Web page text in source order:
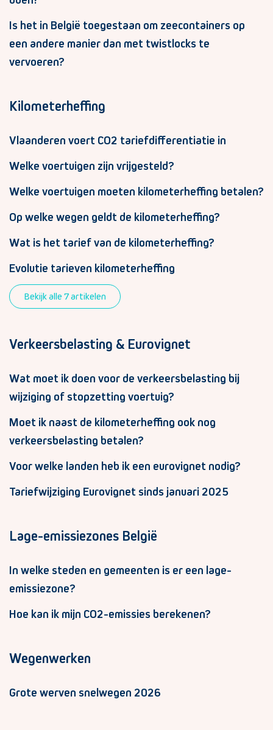
Is het in België toegestaan om zeecontainers op
een andere manier dan met twistlocks te
vervoeren?
Kilometerheffing
Vlaanderen voert CO2 tariefdifferentiatie in
Welke voertuigen zijn vrijgesteld?
Welke voertuigen moeten kilometerheffing betalen?
Op welke wegen geldt de kilometerheffing?
Wat is het tarief van de kilometerheffing?
Evolutie tarieven kilometerheffing
Bekijk alle 7 artikelen
Verkeersbelasting & Eurovignet
Wat moet ik doen voor de verkeersbelasting bij
wijziging of stopzetting voertuig?
Moet ik naast de kilometerheffing ook nog
verkeersbelasting betalen?
Voor welke landen heb ik een eurovignet nodig?
Tariefwijziging Eurovignet sinds januari 2025
Lage-emissiezones België
In welke steden en gemeenten is er een lage-
emissiezone?
Hoe kan ik mijn CO2-emissies berekenen?
Wegenwerken
Grote werven snelwegen 2026